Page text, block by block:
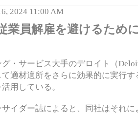
2024 11:00 AM
業員解雇を避けるため
・サービス大手のデロイト（
て適材適所をさらに効果的に実行
用している。
イダー誌によると、同社はそれに